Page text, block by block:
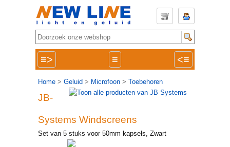
≡> ≡ <≡
Home > Geluid > Microfoon > Toebehoren
JB-
Systems Windscreens
Set van 5 stuks voor 50mm kapsels, Zwart